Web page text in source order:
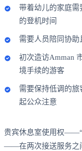
带着幼儿的家庭
的登机时间
需要人员陪同协
初次造访Amman
境手续的游客
需要保持低调的旅
起公众注意
贵宾休息室使用权
——在两次接送服务之